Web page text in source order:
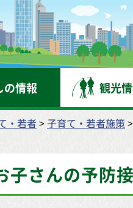
の情報 観光
・若者 >子育て・若者施策 >
子さんの予防